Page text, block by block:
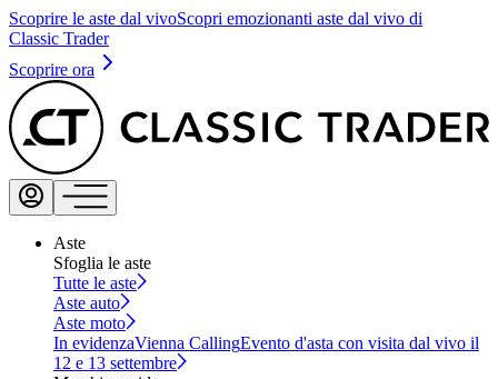
Scoprire le aste dal vivoScopri emozionanti aste dal vivo di
Classic Trader
Scoprire ora
Aste
Sfoglia le aste
Tutte le aste
Aste auto
Aste moto
In evidenzaVienna CallingEvento d'asta con visita dal vivo il
12 e 13 settembre